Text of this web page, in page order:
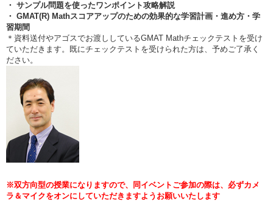
・ サンプル問題を使ったワンポイント攻略解説
・ GMAT(R) Mathスコアアップのための効果的な学習計画・進め方・学
習期間
＊資料送付やアゴスでお渡ししているGMAT Mathチェックテストを受け
ていただきます。既にチェックテストを受けられた方は、予めご了承く
ださい。
※双方向型の授業になりますので、同イベントご参加の際は、必ずカメ
ラ＆マイクをオンにしていただきますようお願いいたします